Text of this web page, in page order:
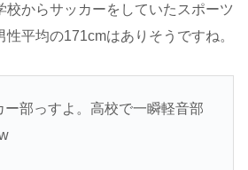
校からサッカーをしていたスポーツ
平均の171cmはありそうですね。
ー部っすよ。高校で一瞬軽音部